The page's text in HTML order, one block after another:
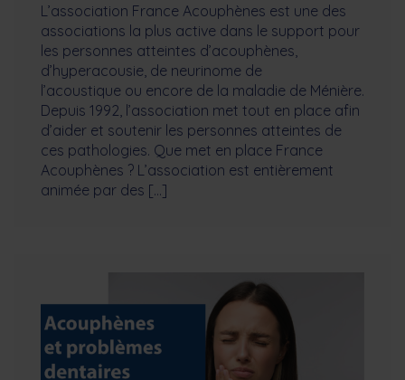
L’association France Acouphènes est une des
associations la plus active dans le support pour
les personnes atteintes d’acouphènes,
d’hyperacousie, de neurinome de
l’acoustique ou encore de la maladie de Ménière.
Depuis 1992, l’association met tout en place afin
d’aider et soutenir les personnes atteintes de
ces pathologies. Que met en place France
Acouphènes ? L’association est entièrement
animée par des […]